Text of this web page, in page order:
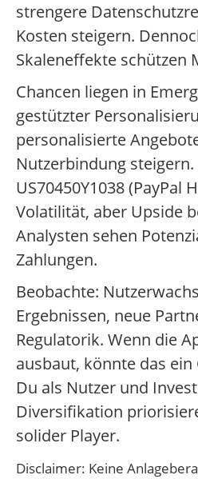
strengere
Kosten steigern.
Skaleneffekte schützen
Chancen liegen in
gestützter
personalisierte
Nutzerbindung
US70450Y1038 (PayPal
Volatilität, aber Upside
Analysten sehen
Zahlungen.
Beobachte:
Ergebnissen, neue
Regulatorik. Wenn die
ausbaut, könnte das
Du als Nutzer und
Diversifikation
solider Player.
Disclaimer: Keine